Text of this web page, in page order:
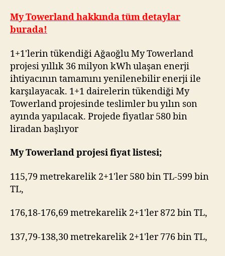
My Towerland hakkında tüm detaylar
burada!
1+1'lerin tükendiği Ağaoğlu My Towerland
projesi yıllık 36 milyon kWh ulaşan enerji
ihtiyacının tamamını yenilenebilir enerji ile
karşılayacak. 1+1 dairelerin tükendiği My
Towerland projesinde teslimler bu yılın son
ayında yapılacak. Projede fiyatlar 580 bin
liradan başlıyor
My Towerland projesi fiyat listesi;
115,79 metrekarelik 2+1'ler 580 bin TL-599 bin
TL,
176,18-176,69 metrekarelik 2+1'ler 872 bin TL,
137,79-138,30 metrekarelik 2+1'ler 776 bin TL,